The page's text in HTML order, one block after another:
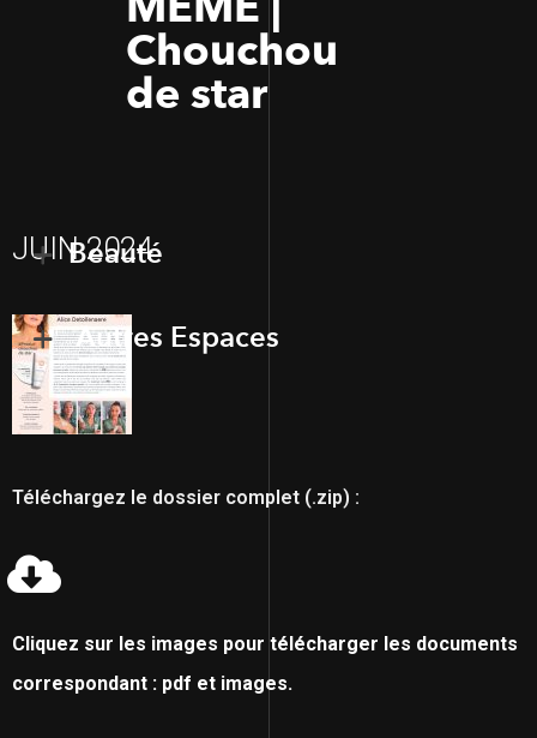
Chouchou
de star
JUIN 2024
Beauté
Autres Espaces
Téléchargez le dossier complet (.zip) :
Cliquez sur les images pour télécharger les documents
correspondant : pdf et images.